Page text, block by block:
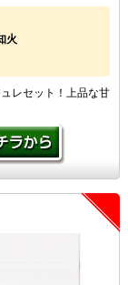
火
レセット！上品な甘